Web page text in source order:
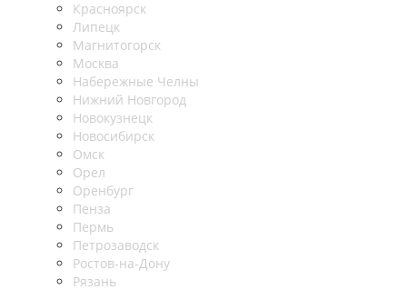
Красноярск
Липецк
Магнитогорск
Москва
Набережные Челны
Нижний Новгород
Новокузнецк
Новосибирск
Омск
Орел
Оренбург
Пенза
Пермь
Петрозаводск
Ростов-на-Дону
Рязань